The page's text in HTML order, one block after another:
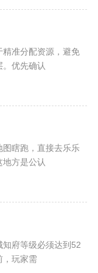
准分配资源，避免
优先确认
瞎跑，直接去乐乐
方是公认
府等级必须达到52
，玩家需